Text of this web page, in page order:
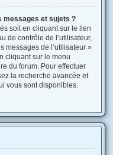
messages et sujets ?
soit en cliquant sur le lien
de contrôle de l’utilisateur,
messages de l’utilisateur »
cliquant sur le menu
du forum. Pour effectuer
la recherche avancée et
vous sont disponibles.